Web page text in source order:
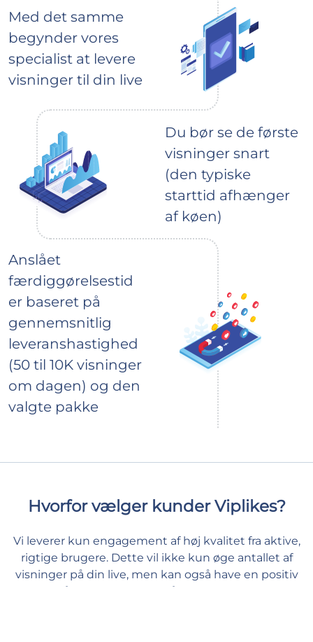
Med det samme
begynder vores
specialist at levere
visninger til din live
Du bør se de første
visninger snart
(den typiske
starttid afhænger
af køen)
Anslået
færdiggørelsestid
er baseret på
gennemsnitlig
leveranshastighed
(50 til 10K visninger
om dagen) og den
valgte pakke
Hvorfor vælger kunder Viplikes?
Vi leverer kun engagement af høj kvalitet fra aktive,
rigtige brugere. Dette vil ikke kun øge antallet af
visninger på din live, men kan også have en positiv
effekt på dine Facebook målinger. Hos os kan du